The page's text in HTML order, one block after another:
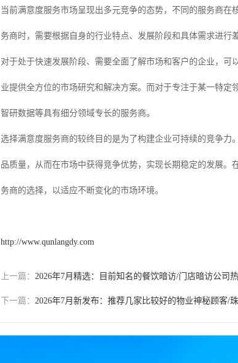
当前满意度服务市场呈现出多元竞争的态势，不同的服务商
务商时，需要根据自身的行业特点、发展阶段和具体需求进行
对于处于快速发展阶段、需要全面了解市场和客户的企业，
业提供全方位的市场研究和解决方案。而对于专注于某一特
智研数据等具有细分领域专长的服务商。
选择满意度服务商的较终目的是为了构建企业可持续的竞争
品质量，从而在市场中获得竞争优势，实现长期稳定的发展
务商的选择，以适应不断变化的市场环境。
http://www.qunlangdy.com
上一篇： 2026年7月精选：目前知名的餐饮暗访/门店暗访公司
下一篇： 2026年7月新发布：推荐几家比较好的物业神秘顾客/